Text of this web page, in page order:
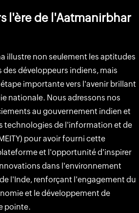
l'ère de l'Aatmanirbhar
illustre non seulement les aptitudes
développeurs indiens, mais
importante vers l'avenir brillant
nationale. Nous adressons nos
au gouvernement indien et
technologies de l'information et de
pour avoir fourni cette
et l'opportunité d'inspirer
dans l'environnement
l'Inde, renforçant l'engagement du
et le développement de
pointe.